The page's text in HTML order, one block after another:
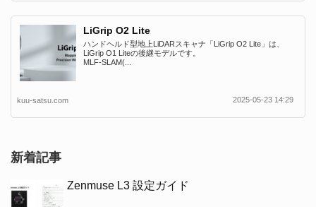
LiGrip O2 Lite
ハンドヘルド型地上LiDARスキャナ「LiGrip O2 Lite」は、
LiGrip O1 Liteの後継モデルです。
MLF-SLAM(...
kuu-satsu.com 2025-05-23 14:29
新着記事
Zenmuse L3 設定ガイド